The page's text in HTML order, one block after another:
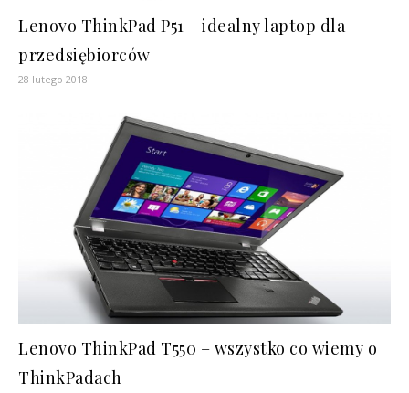
Lenovo ThinkPad P51 – idealny laptop dla
przedsiębiorców
28 lutego 2018
Lenovo ThinkPad T550 – wszystko co wiemy o
ThinkPadach